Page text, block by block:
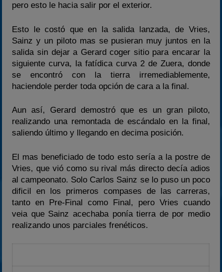
pero esto le hacia salir por el exterior.
Esto le costó que en la salida lanzada, de Vries,
Sainz y un piloto mas se pusieran muy juntos en la
salida sin dejar a Gerard coger sitio para encarar la
siguiente curva, la fatídica curva 2 de Zuera, donde
se encontró con la tierra irremediablemente,
haciendole perder toda opción de cara a la final.
Aun así, Gerard demostró que es un gran piloto,
realizando una remontada de escándalo en la final,
saliendo último y llegando en decima posición.
El mas beneficiado de todo esto sería a la postre de
Vries, que vió como su rival más directo decía adios
al campeonato. Solo Carlos Sainz se lo puso un poco
dificil en los primeros compases de las carreras,
tanto en Pre-Final como Final, pero Vries cuando
veia que Sainz acechaba ponía tierra de por medio
realizando unos parciales frenéticos.